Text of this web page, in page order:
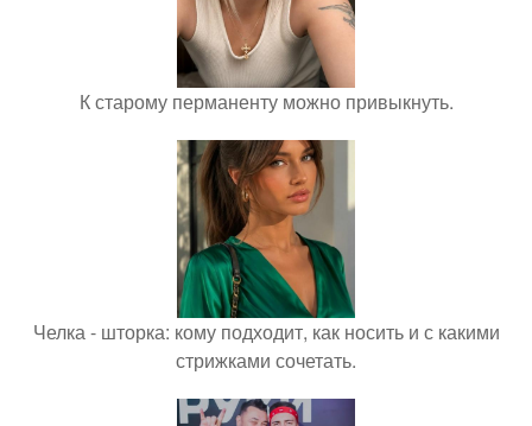
К старому перманенту можно привыкнуть.
Челка - шторка: кому подходит, как носить и с какими
стрижками сочетать.